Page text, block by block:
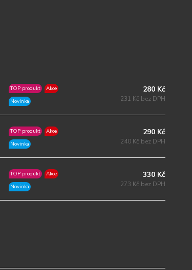
TOP produkt
Akce
Novinka
280 Kč
231 Kč bez DPH
TOP produkt
Akce
Novinka
290 Kč
240 Kč bez DPH
TOP produkt
Akce
Novinka
330 Kč
273 Kč bez DPH